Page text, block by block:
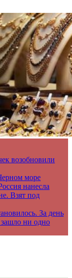
возобновили
море
нанесла
Взят под
За день
зашло ни одно